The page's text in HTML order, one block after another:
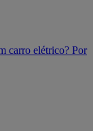
carro elétrico? Por